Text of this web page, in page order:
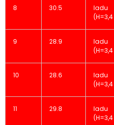
8 30.5
ladu
9 28.9
ladu
10 28.6
ladu
11 29.8
ladu